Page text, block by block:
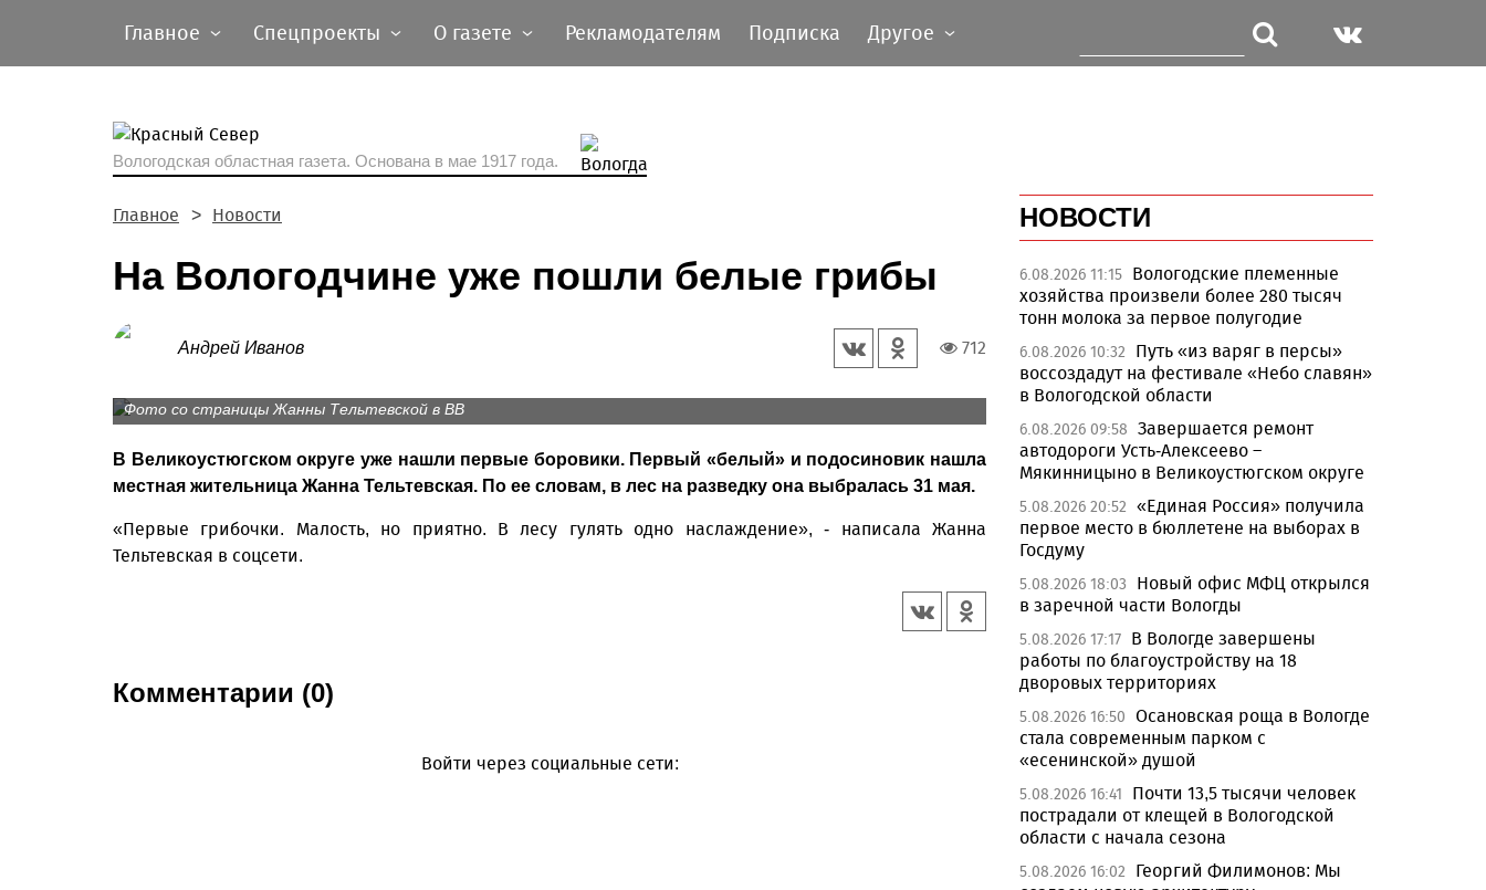
Главное Спецпроекты О газете Рекламодателям Подписка Другое
Вологодская областная газета. Основана в мае 1917 года.
Главное Новости
На Вологодчине уже пошли белые грибы
Андрей Иванов 712
Фото со страницы Жанны Тельтевской в ВВ
В Великоустюгском округе уже нашли первые боровики. Первый «белый» и подосиновик нашла
местная жительница Жанна Тельтевская. По ее словам, в лес на разведку она выбралась 31 мая.
«Первые грибочки. Малость, но приятно. В лесу гулять одно наслаждение», - написала Жанна
Тельтевская в соцсети.
Комментарии (0)
Войти через социальные сети:
НОВОСТИ
6.08.2026 11:15 Вологодские племенные
хозяйства произвели более 280 тысяч
тонн молока за первое полугодие
6.08.2026 10:32
Путь «из варяг в персы»
воссоздадут на фестивале «Небо славян»
в Вологодской области
6.08.2026 09:58 Завершается ремонт
автодороги Усть-Алексеево –
Мякинницыно в Великоустюгском округе
5.08.2026 20:52 «Единая Россия» получила
первое место в бюллетене на выборах в
Госдуму
5.08.2026 18:03
Новый офис МФЦ открылся
в заречной части Вологды
5.08.2026 17:17 В Вологде завершены
работы по благоустройству на 18
дворовых территориях
5.08.2026 16:50 Осановская роща в Вологде
стала современным парком с
«есенинской» душой
5.08.2026 16:41
Почти 13,5 тысячи человек
пострадали от клещей в Вологодской
области с начала сезона
5.08.2026 16:02
Георгий Филимонов: Мы